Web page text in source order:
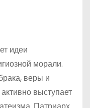
идеи
морали.
веры и
выступает